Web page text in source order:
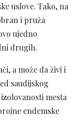
uslove. Tako, na
i pruža
ujedno
drugih.
a može da živi i
saudijskog
mesta
endemske